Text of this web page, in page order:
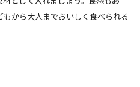
から大人までおいしく食べられる